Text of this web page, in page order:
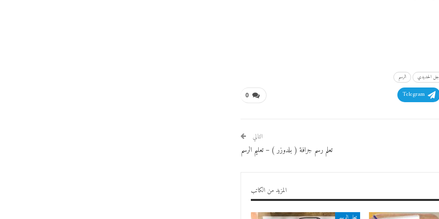
الحديدي الرسم
0 Telegram
التالي
تعلم رسم جرافة ( بلدوزر ) – تعليم الرسم
المزيد من الكاتب